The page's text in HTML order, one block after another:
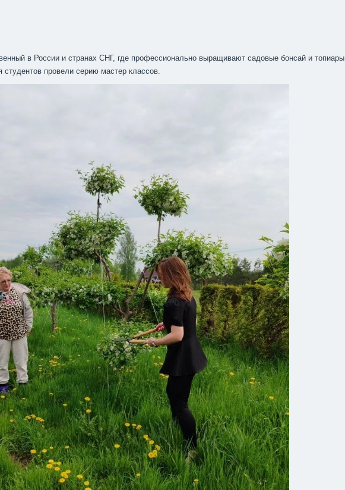
в России и странах СНГ, где профессионально выращивают садовые бонсай и
студентов провели серию мастер классов.